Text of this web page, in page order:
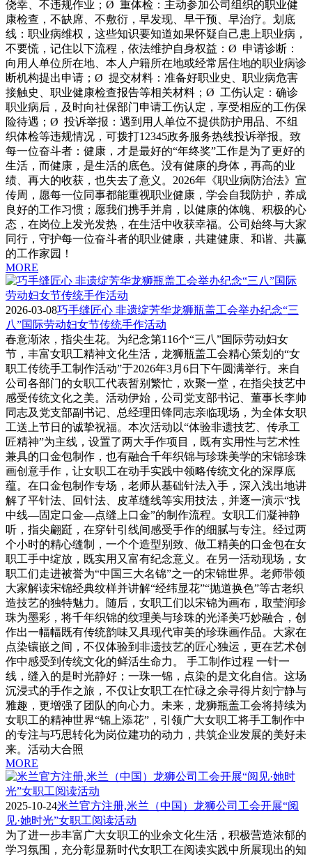
侥幸、不违规作业；Ø 重体检：主动参加公司组织的职业健
康检查，不缺席、不敷衍，早发现、早干预、早治疗。划底
线：职业病维权，这些知识要知道如果怀疑自己患上职业病，
不要慌，记住以下流程，依法维护自身权益：Ø 申请诊断：
向用人单位所在地、本人户籍所在地或经常居住地的职业病诊
断机构提出申请；Ø 提交材料：准备好职业史、职业病危害
接触史、职业健康检查报告等相关材料；Ø 工伤认定：确诊
职业病后，及时向社保部门申请工伤认定，享受相应的工伤保
险待遇；Ø 投诉举报：遇到用人单位不提供防护用品、不组
织体检等违规情况，可拨打12345政务服务热线投诉举报。致
每一位奋斗者：健康，才是最好的“年终奖”工作是为了更好的
生活，而健康，是生活的底色。没有健康的身体，再高的业
绩、再大的收获，也失去了意义。2026年《职业病防治法》宣
传周，愿每一位同事都能重视职业健康，学会自我防护，养成
良好的工作习惯；愿我们携手并肩，以健康的体魄、积极的心
态，在岗位上发光发热，在生活中收获幸福。公司始终与大家
同行，守护每一位奋斗者的职业健康，共建健康、和谐、共赢
的工作家园！
MORE
2026-03-08巧手缝匠心 非遗绽芳华龙狮瓶盖工会举办纪念“三
八”国际劳动妇女节传统手作活动
春意渐浓，指尖生花。为纪念第116个“三八”国际劳动妇女
节，丰富女职工精神文化生活，龙狮瓶盖工会精心策划的“女
职工传统手工制作活动”于2026年3月6日下午圆满举行。来自
公司各部门的女职工代表暂别繁忙，欢聚一堂，在指尖技艺中
感受传统文化之美。活动伊始，公司党支部书记、董事长李帅
同志及党支部副书记、总经理田锋同志亲临现场，为全体女职
工送上节日的诚挚祝福。本次活动以“体验非遗技艺、传承工
匠精神”为主线，设置了两大手作项目，既有实用性与艺术性
兼具的口金包制作，也有融合千年织锦与珍珠美学的宋锦珍珠
画创意手作，让女职工在动手实践中领略传统文化的深厚底
蕴。在口金包制作专场，老师从基础针法入手，深入浅出地讲
解了平针法、回针法、皮革缝线等实用技法，并逐一演示“找
中线—固定口金—点缝上口金”的制作流程。女职工们凝神静
听，指尖翩跹，在穿针引线间感受手作的细腻与专注。经过两
个小时的精心缝制，一个个造型别致、做工精美的口金包在女
职工手中绽放，既实用又富有纪念意义。在另一活动现场，女
职工们走进被誉为“中国三大名锦”之一的宋锦世界。老师带领
大家解读宋锦经典纹样并讲解“经纬显花”“抛道换色”等古老织
造技艺的独特魅力。随后，女职工们以宋锦为画布，取莹润珍
珠为墨彩，将千年织锦的纹理美与珍珠的光泽美巧妙融合，创
作出一幅幅既有传统韵味又具现代审美的珍珠画作品。大家在
点染镶嵌之间，不仅体验到非遗技艺的匠心独运，更在艺术创
作中感受到传统文化的鲜活生命力。 手工制作过程 一针一
线，缝入的是时光静好；一珠一锦，点染的是文化自信。这场
沉浸式的手作之旅，不仅让女职工在忙碌之余寻得片刻宁静与
雅趣，更增强了团队的向心力。未来，龙狮瓶盖工会将持续为
女职工的精神世界“锦上添花”，引领广大女职工将手工制作中
的专注与巧思转化为岗位建功的动力，共筑企业发展的美好未
来。活动大合照
MORE
2025-10-24米兰官方注册,米兰（中国）龙狮公司工会开展“阅
见·她时光”女职工阅读活动
为了进一步丰富广大女职工的业余文化生活，积极营造浓郁的
学习氛围，充分彰显新时代女职工在阅读实践中所展现出的知